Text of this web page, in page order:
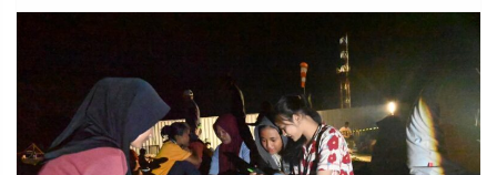
DAERAH NASIONAL
INFORMASI